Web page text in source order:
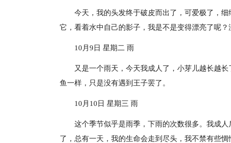
今天，我的头发终于破皮而出了，可爱极了，
它，看着水中自己的影子，我是不是变得漂亮了呢？
10月9日 星期二 雨
又是一个雨天，今天我成人了，小芽儿越长越
鱼一样，只是没有遇到王子罢了。
10月10日 星期三 雨
这个季节似乎是雨季，下雨的次数很多。我成
了，总有一天，我的生命会走到尽头，我不禁有些